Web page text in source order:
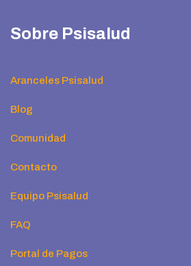
Sobre Psisalud
Aranceles Psisalud
Blog
Comunidad
Contacto
Equipo Psisalud
FAQ
Portal de Pagos